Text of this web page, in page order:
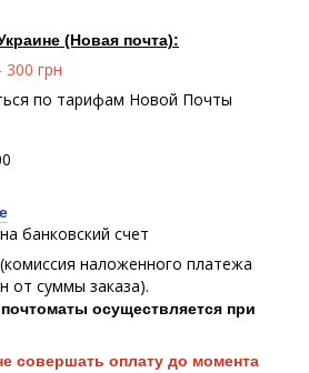
(Новая почта):
грн
по тарифам Новой Почты
банковский счет
наложенного платежа
от суммы заказа).
осуществляется при
совершать оплату до момента